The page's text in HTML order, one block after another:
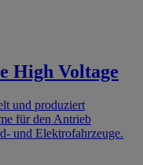
High Voltage
und produziert
für den Antrieb
und Elektrofahrzeuge.